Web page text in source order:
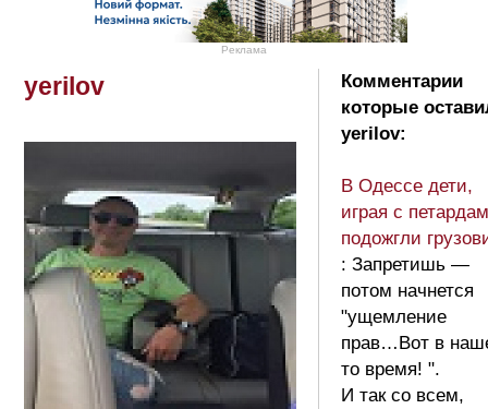
Реклама
yerilov
Комментарии
которые
yerilov:
В Одессе дети,
играя с
подожгли
: Запретишь —
потом начнется
"ущемление
прав…Вот в
то время! ".
И так со всем,